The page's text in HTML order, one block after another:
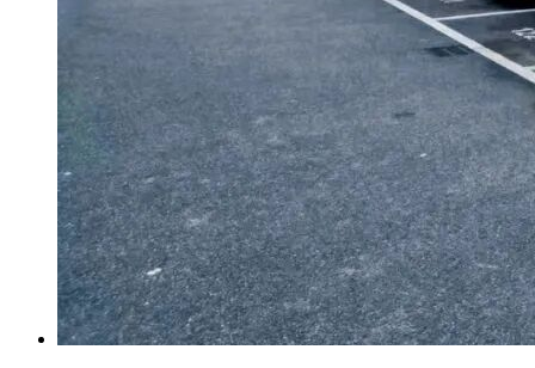
(四)信用信息的使用规则：采购人对供应商信用记录进行甄
别，对列入失信被执行人、重大税收违法案件当事人名单、政
府采购严重违法失信行为记录名单，拒绝其参与政府采购活
五、获取招标文件
(一)采购文件提供时间：2023年11月6日9:00至2023年11月10日
17:30。
(二)地点：沭阳县尚书苑小区42#商铺。
注：报名需携带的证件及材料(加盖单位公章)：1、企业法人
营业执照或事业单位法人证书复印件、法定代表人身份证明
(或法人授权委托书)原件、法定代表人或法人授权委托人身份